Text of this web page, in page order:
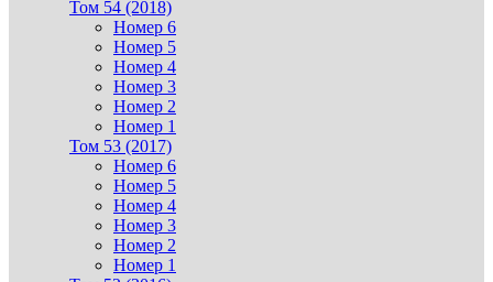
Том 54 (2018)
Номер 6
Номер 5
Номер 4
Номер 3
Номер 2
Номер 1
Том 53 (2017)
Номер 6
Номер 5
Номер 4
Номер 3
Номер 2
Номер 1